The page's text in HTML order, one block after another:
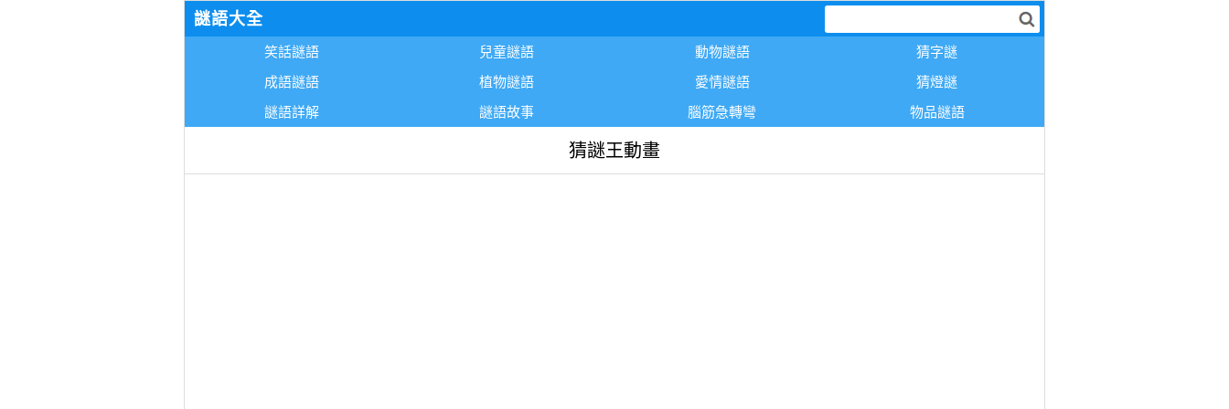
謎語大全
笑話謎語 兒童謎語 動物謎語
猜字謎
成語謎語
植物謎語 愛情謎語
猜燈謎
謎語詳解
謎語故事 腦筋急轉彎 物品謎語
猜謎王動畫